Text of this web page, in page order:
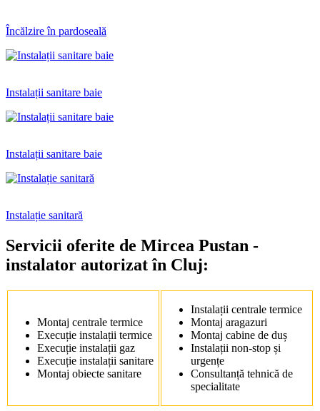
Încălzire în pardoseală
Instalații sanitare baie
Instalații sanitare baie
Instalație sanitară
Servicii oferite de Mircea Pustan -
instalator autorizat în Cluj:
Montaj centrale termice
Execuție instalații termice
Execuție instalații gaz
Execuție instalații sanitare
Montaj obiecte sanitare
Instalații centrale termice
Montaj aragazuri
Montaj cabine de duș
Instalații non-stop și
urgențe
Consultanță tehnică de
specialitate